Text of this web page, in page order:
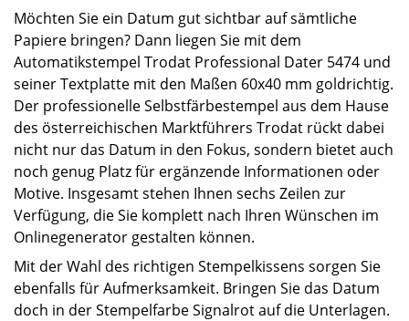
Möchten Sie ein Datum gut sichtbar auf sämtliche
Papiere bringen? Dann liegen Sie mit dem
Automatikstempel Trodat Professional Dater 5474 und
seiner Textplatte mit den Maßen 60x40 mm goldrichtig.
Der professionelle Selbstfärbestempel aus dem Hause
des österreichischen Marktführers Trodat rückt dabei
nicht nur das Datum in den Fokus, sondern bietet auch
noch genug Platz für ergänzende Informationen oder
Motive. Insgesamt stehen Ihnen sechs Zeilen zur
Verfügung, die Sie komplett nach Ihren Wünschen im
Onlinegenerator gestalten können.
Mit der Wahl des richtigen Stempelkissens sorgen Sie
ebenfalls für Aufmerksamkeit. Bringen Sie das Datum
doch in der Stempelfarbe Signalrot auf die Unterlagen.